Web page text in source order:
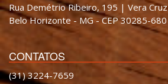
Rua Demétrio Ribeiro, 195 | Vera Cruz
Belo Horizonte - MG - CEP 30285-680
CONTATOS
(31) 3224-7659